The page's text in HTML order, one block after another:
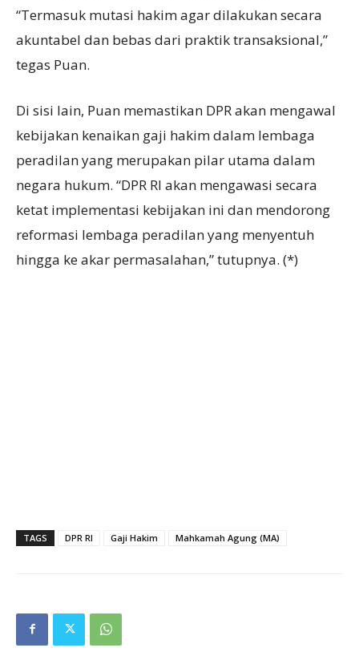
“Termasuk mutasi hakim agar dilakukan secara
akuntabel dan bebas dari praktik transaksional,”
tegas Puan.
Di sisi lain, Puan memastikan DPR akan mengawal
kebijakan kenaikan gaji hakim dalam lembaga
peradilan yang merupakan pilar utama dalam
negara hukum. “DPR RI akan mengawasi secara
ketat implementasi kebijakan ini dan mendorong
reformasi lembaga peradilan yang menyentuh
hingga ke akar permasalahan,” tutupnya. (*)
TAGS DPR RI Gaji Hakim Mahkamah Agung (MA)